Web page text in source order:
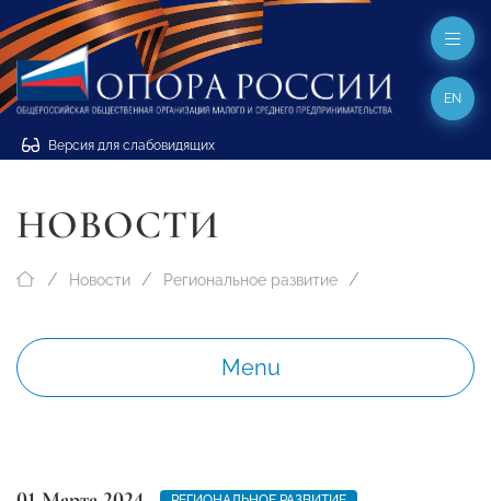
Версия для слабовидящих
EN
НОВОСТИ
Новости Региональное развитие
Menu